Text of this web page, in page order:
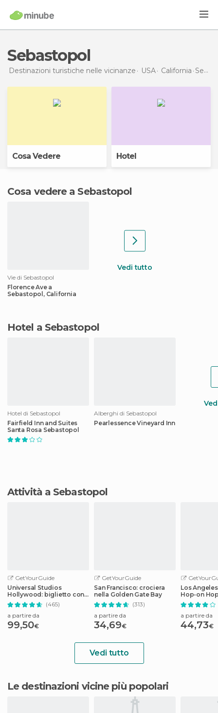
Sebastopol
Destinazioni turistiche nelle vicinanze USA California Sebastopol
Cosa Vedere Hotel
Cosa vedere a Sebastopol
Vie di Sebastopol
Florence Ave a
Sebastopol, California
Vedi tutto
Hotel a Sebastopol
Hotel di Sebastopol
Fairfield Inn and Suites
Santa Rosa Sebastopol
Alberghi di Sebastopol
Pearlessence Vineyard Inn
Attività a Sebastopol
GetYourGuide
Universal Studios
Hollywood: biglietto con
cancellazione facile
(465)
a partire da
99,50€
GetYourGuide
San Francisco: crociera
nella Golden Gate Bay
(313)
a partire da
34,69€
Los
Hop-on
audioguida
a partire da
44,73€
Vedi tutto
Le destinazioni vicine più popolari